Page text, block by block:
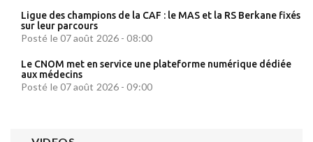
Ligue des champions de la CAF : le MAS et la RS Berkane fixés
sur leur parcours
Posté le 07 août 2026 - 08:00
Le CNOM met en service une plateforme numérique dédiée
aux médecins
Posté le 07 août 2026 - 09:00